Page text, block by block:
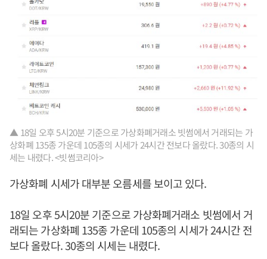
▲ 18일 오후 5시20분 기준으로 가상화폐거래소 빗썸에서 거래되는 가
상화폐 135종 가운데 105종의 시세가 24시간 전보다 올랐다. 30종의 시
세는 내렸다. <빗썸코리아>
가상화폐 시세가 대부분 오름세를 보이고 있다.
18일 오후 5시20분 기준으로 가상화폐거래소 빗썸에서 거
래되는 가상화폐 135종 가운데 105종의 시세가 24시간 전
보다 올랐다. 30종의 시세는 내렸다.